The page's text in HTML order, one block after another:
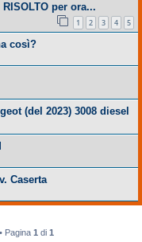
per ora...
1 2 3 4 5
così?
(del 2023) 3008 diesel
Caserta
Pagina 1 di 1